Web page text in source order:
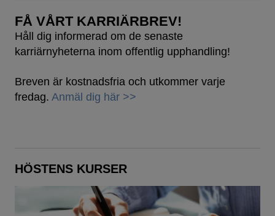
FÅ VÅRT KARRIÄRBREV!
Håll dig informerad om de senaste
karriärnyheterna inom offentlig upphandling!
Breven är kostnadsfria och utkommer varje
fredag. Anmäl dig här >>
HÖSTENS KURSER